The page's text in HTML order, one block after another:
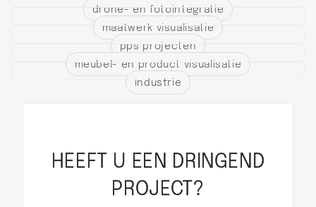
drone- en fotointegratie
maatwerk visualisatie
pps projecten
meubel- en product visualisatie
industrie
HEEFT U EEN DRINGEND
PROJECT?